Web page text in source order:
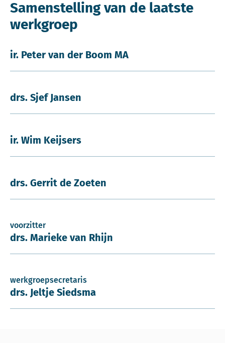
Samenstelling van de laatste
werkgroep
ir. Peter van der Boom MA
drs. Sjef Jansen
ir. Wim Keijsers
drs. Gerrit de Zoeten
voorzitter
drs. Marieke van Rhijn
werkgroepsecretaris
drs. Jeltje Siedsma